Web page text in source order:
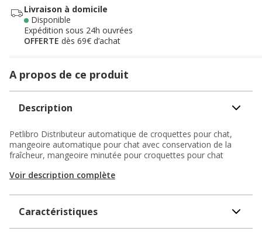
Livraison à domicile
Disponible
Expédition sous 24h ouvrées
OFFERTE dès 69€ d’achat
A propos de ce produit
Description
Petlibro Distributeur automatique de croquettes pour chat,
mangeoire automatique pour chat avec conservation de la
fraîcheur, mangeoire minutée pour croquettes pour chat
Voir description complète
Caractéristiques